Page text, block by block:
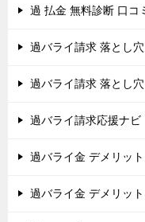
過 払金 無料診断 口コ
過バライ請求 落とし
過バライ請求 落とし
過バライ請求応援ナビ
過バライ金 デメリット
過バライ金 デメリッ